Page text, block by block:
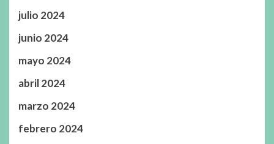
julio 2024
junio 2024
mayo 2024
abril 2024
marzo 2024
febrero 2024